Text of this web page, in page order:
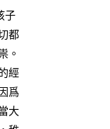
子
都
。
經
爲
大